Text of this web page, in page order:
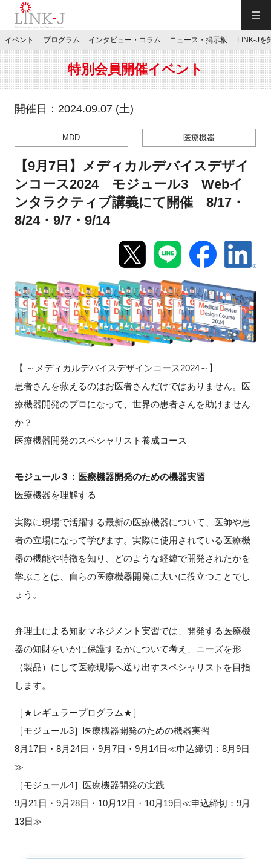
JP／EN
特別会員専用メニュー
施設ご予約
お問い合わせ
新規登録
イベント
インタビュー・コラム
ニュース・掲示板
施設・アクセス
イベント プログラム インタビュー・コラム ニュース・掲示板 LINK-Jを
特別会員開催イベント
開催日：2024.09.07 (土)
MDD 医療機器
【9月7日】メディカルデバイスデザイ
ンコース2024 モジュール3 Webイ
ンタラクティブ講義にて開催 8/17・
8/24・9/7・9/14
【 ～メディカルデバイスデザインコース2024～】
患者さんを救えるのはお医者さんだけではありません。医
療機器開発のプロになって、世界の患者さんを助けません
か？
医療機器開発のスペシャリスト養成コース
モジュール３：医療機器開発のための機器実習
医療機器を理解する
実際に現場で活躍する最新の医療機器について、医師や患
者の立場になって学びます。実際に使用されている医療機
器の機能や特徴を知り、どのような経緯で開発されたかを
学ぶことは、自らの医療機器開発に大いに役立つことでし
ょう。
弁理士による知財マネジメント実習では、開発する医療機
器の知財をいかに保護するかについて考え、ニーズを形
（製品）にして医療現場へ送り出すスペシャリストを目指
します。
［★レギュラープログラム★］
［モジュール3］医療機器開発のための機器実習
8月17日・8月24日・9月7日・9月14日≪申込締切：8月9日
≫
［モジュール4］医療機器開発の実践
9月21日・9月28日・10月12日・10月19日≪申込締切：9月
13日≫